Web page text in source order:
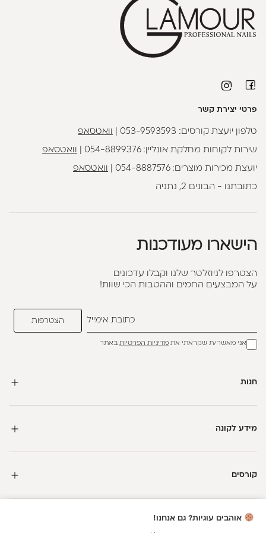
פרטי יצירת קשר
טלפון יועצת קורסים: 053-9593593 וואטסאפ
שירות לקוחות מחלקת אונליין:054-8899376 וואטסאפ
יועצת מכירות מוצרים:054-8887576 וואטסאפ
כתובתנו - הבונים 2, נתניה
הישארו מעודכנות
הצטרפו לניוזלטר שלנו וקבלו עדכונים
על המבצעים החמים וההטבות הכי שוות!
אני מאשר/ת שקראתי את מדיניות הפרטיותבאתר
חנות
מידע לקונה
קורסים
אוהבים עוגיות? גם אנחנו!